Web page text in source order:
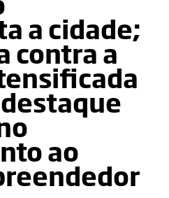
a cidade;
contra a
ao